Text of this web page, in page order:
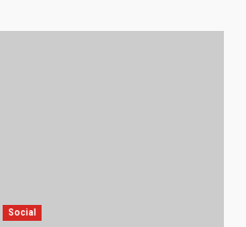
Social